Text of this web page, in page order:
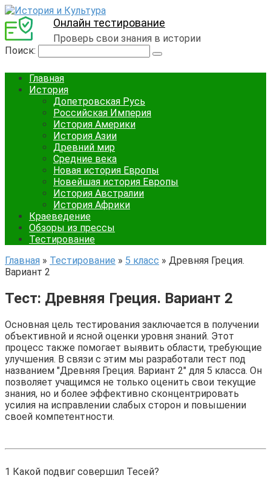
Онлайн тестирование
Проверь свои знания в истории
Поиск:
Главная
История
Допетровская Русь
Российская Империя
История Америки
История Азии
Древний мир
Средние века
Новая история Европы
Новейшая история Европы
История Австралии
История Африки
Краеведение
Обзоры из прессы
Тестирование
Главная » Тестирование » 5 класс » Древняя Греция.
Вариант 2
Тест: Древняя Греция. Вариант 2
Основная цель тестирования заключается в получении
объективной и ясной оценки уровня знаний. Этот
процесс также помогает выявить области, требующие
улучшения. В связи с этим мы разработали тест под
названием "Древняя Греция. Вариант 2" для 5 класса. Он
позволяет учащимся не только оценить свои текущие
знания, но и более эффективно сконцентрировать
усилия на исправлении слабых сторон и повышении
своей компетентности.
1 Какой подвиг совершил Тесей?